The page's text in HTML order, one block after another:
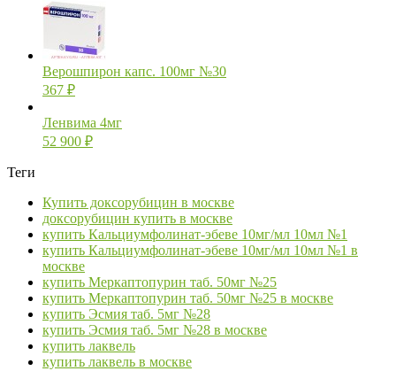
Верошпирон капс. 100мг №30
367 ₽
Ленвима 4мг
52 900 ₽
Теги
Купить доксорубицин в москве
доксорубицин купить в москве
купить Кальциумфолинат-эбеве 10мг/мл 10мл №1
купить Кальциумфолинат-эбеве 10мг/мл 10мл №1 в
москве
купить Меркаптопурин таб. 50мг №25
купить Меркаптопурин таб. 50мг №25 в москве
купить Эсмия таб. 5мг №28
купить Эсмия таб. 5мг №28 в москве
купить лаквель
купить лаквель в москве